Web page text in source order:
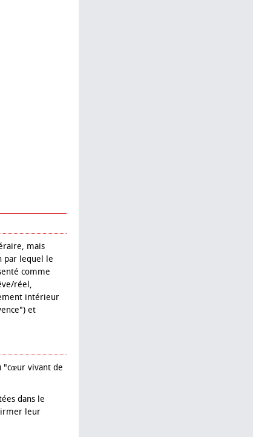
mais
par lequel le
comme
réel,
intérieur
et
"cœur vivant de
dans le
leur